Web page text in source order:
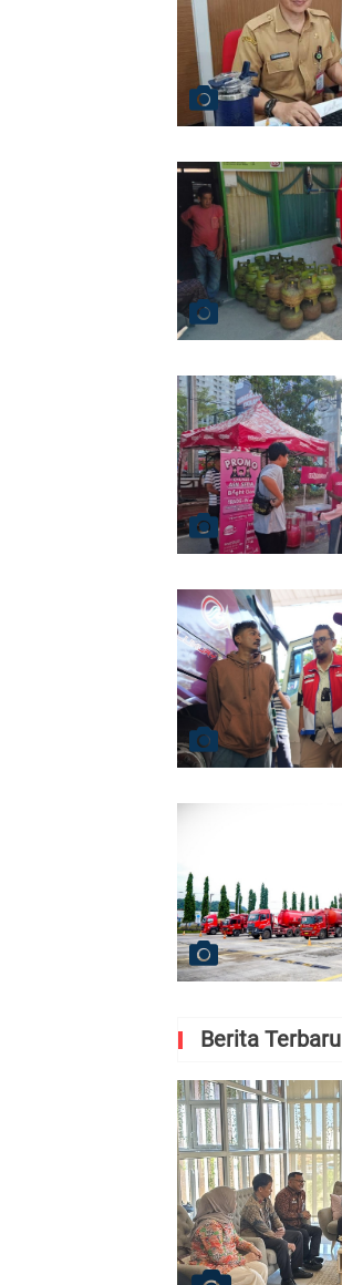
Berita Terbaru